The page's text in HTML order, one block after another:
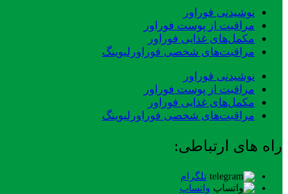
نوشیدنی فوراور
مراقبت از پوست فوراور
مکمل‌های غذایی فوراور
مراقبت‌های شخصی فوراورلیوینگ
نوشیدنی فوراور
مراقبت از پوست فوراور
مکمل‌های غذایی فوراور
مراقبت‌های شخصی فوراورلیوینگ
راه های ارتباطی:
تلگرام
واتساپ